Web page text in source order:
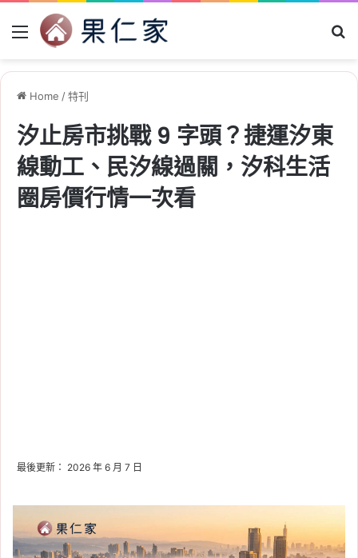
Menu
Home /特刊
汐止房市挑戰 9 字頭？捷運汐東
線動工、民汐線過關，汐科生活
圈房價行情一次看
最後更新： 2026 年 6 月 7 日